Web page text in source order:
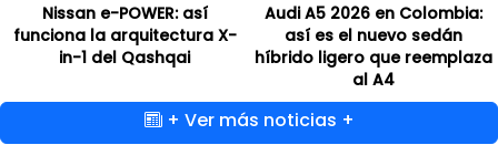
Nissan e-POWER: así
funciona la arquitectura X-
in-1 del Qashqai
Audi A5 2026 en Colombia:
así es el nuevo sedán
híbrido ligero que reemplaza
al A4
+ Ver más noticias +